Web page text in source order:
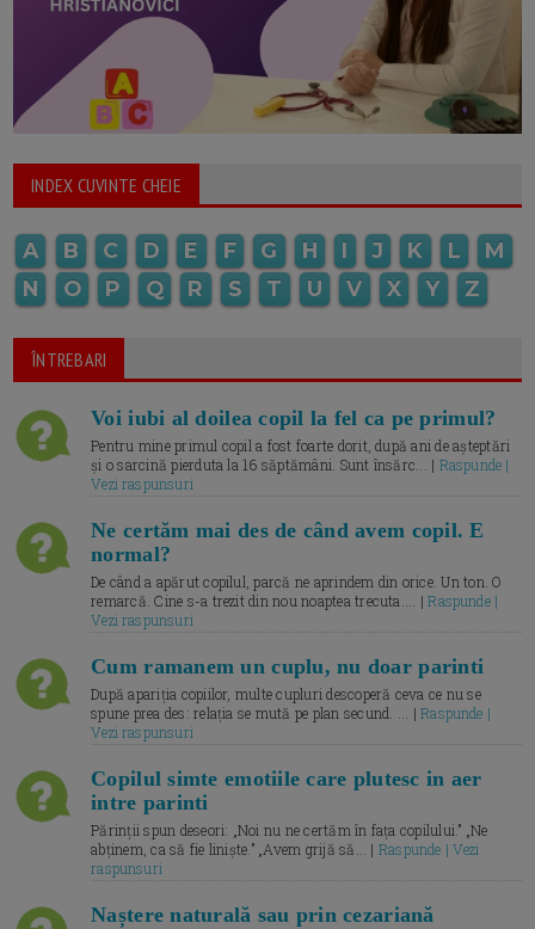
INDEX CUVINTE CHEIE
A B C D E F G H I J K L
M
N
O P Q R S T U V X Y Z
ÎNTREBARI
Voi iubi al doilea copil la fel ca pe primul?
Pentru mine primul copil a fost foarte dorit, după ani de așteptări
și o sarcină pierduta la 16 săptămâni. Sunt însărc... | Raspunde |
Vezi raspunsuri
Ne certăm mai des de când avem copil. E
normal?
De când a apărut copilul, parcă ne aprindem din orice. Un ton. O
remarcă. Cine s-a trezit din nou noaptea trecuta.... |Raspunde |
Vezi raspunsuri
Cum ramanem un cuplu, nu doar parinti
După apariția copiilor, multe cupluri descoperă ceva ce nu se
spune prea des: relația se mută pe plan secund. ... |Raspunde |
Vezi raspunsuri
Copilul simte emotiile care plutesc in aer
intre parinti
Părinții spun deseori: „Noi nu ne certăm în fața copilului.” „Ne
abținem, ca să fie liniște.” „Avem grijă să... | Raspunde | Vezi
raspunsuri
Naștere naturală sau prin cezariană